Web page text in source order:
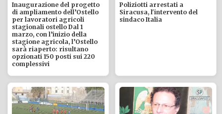
Inaugurazione del progetto
di ampliamento dell’Ostello
per lavoratori agricoli
stagionali ostello Dal 1
marzo, con l’inizio della
stagione agricola, l’Ostello
sarà riaperto: risultano
opzionati 150 posti sui 220
complessivi
Poliziotti arrestati a
Siracusa, l'intervento del
sindaco Italia